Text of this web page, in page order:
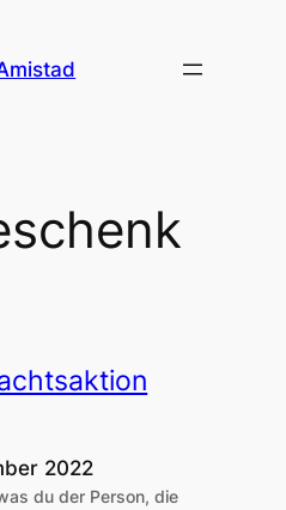
2022
du der Person, die